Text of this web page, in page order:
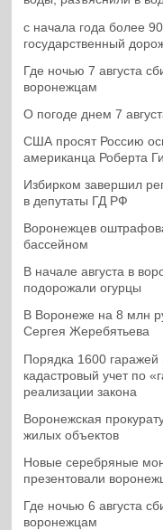
с начала года более
государственный
Где ночью 7 августа
воронежцам
О погоде днем 7
США просят Россию
американца Роберта
Избирком завершил
в депутаты ГД РФ
Воронежцев
бассейном
В начале августа в
подорожали огурцы
В Воронеже на 8 млн
Сергея Жеребятьева
Порядка 1600 гаражей
кадастровый учет по
реализации закона
Воронежская
жилых объектов
Новые серебряные
презентовали
Где ночью 6 августа
воронежцам